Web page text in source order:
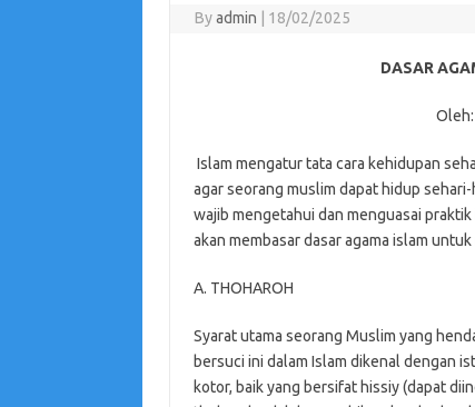
Byadmin 18/02/2025
DASAR
Oleh:
Islam mengatur tata cara kehidupan
agar seorang muslim dapat hidup
wajib mengetahui dan menguasai
akan membasar dasar agama islam
A. THOHAROH
Syarat utama seorang Muslim yang
bersuci ini dalam Islam dikenal dengan
kotor, baik yang bersifat hissiy (dapat